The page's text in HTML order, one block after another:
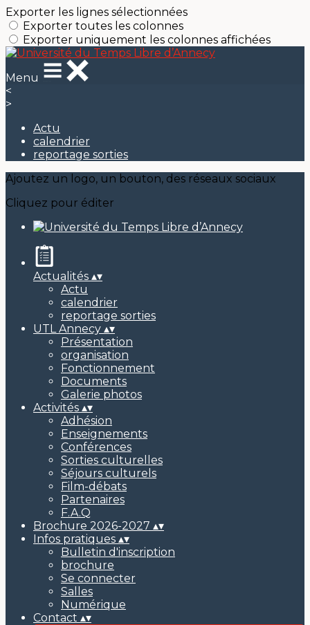
Exporter les lignes sélectionnées
Exporter toutes les colonnes
Exporter uniquement les colonnes affichées
Menu
<
>
Actu
calendrier
reportage sorties
Ajoutez un logo, un bouton, des réseaux sociaux
Cliquez pour éditer
Actualités ▴▾
Actu
calendrier
reportage sorties
UTL Annecy ▴▾
Présentation
organisation
Fonctionnement
Documents
Galerie photos
Activités ▴▾
Adhésion
Enseignements
Conférences
Sorties culturelles
Séjours culturels
Film-débats
Partenaires
F.A.Q
Brochure 2026-2027 ▴▾
Infos pratiques ▴▾
Bulletin d'inscription
brochure
Se connecter
Salles
Numérique
Contact ▴▾